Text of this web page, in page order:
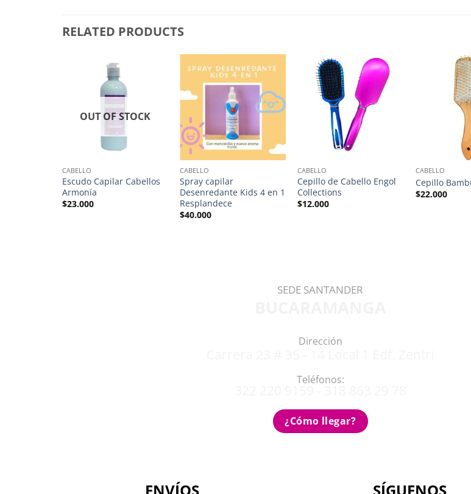
RELATED PRODUCTS
OUT OF STOCK
CABELLO
Escudo Capilar Cabellos
Armonía
$23.000
CABELLO
Spray capilar
Desenredante Kids 4 en 1
Resplandece
$40.000
CABELLO
Cepillo de Cabello Engol
Collections
$12.000
CABELLO
Cepillo
$22.000
SEDE SANTANDER
Dirección
Teléfonos:
¿Cómo llegar?